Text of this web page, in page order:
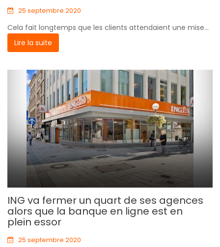
25 septembre 2020
Cela fait longtemps que les clients attendaient une mise...
Lire la suite
ING va fermer un quart de ses agences
alors que la banque en ligne est en
plein essor
25 septembre 2020